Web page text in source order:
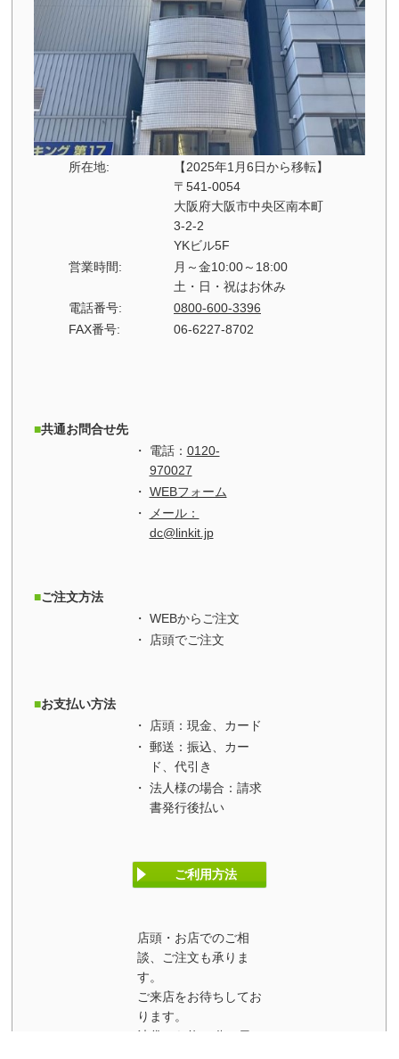
所在地:
【2025年1月6日から移転】
〒541-0054
大阪府大阪市中央区南本町
3-2-2
YKビル5F
営業時間:
月～金10:00～18:00
土・日・祝はお休み
電話番号:
0800-600-3396
FAX番号:
06-6227-8702
共通お問合せ先
電話： 0120-
970027
WEBフォーム
メール：
dc@linkit.jp
ご注文方法
WEBからご注文
店頭でご注文
お支払い方法
店頭：現金、カード
郵送：振込、カー
ド、代引き
法人様の場合：請求
書発行後払い
ご利用方法
店頭・お店でのご相
談、ご注文も承りま
す。
ご来店をお待ちしてお
ります。
池袋から約15分、日